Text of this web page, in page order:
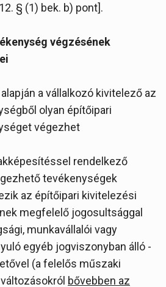
§ (1) bek. b) pont].
végzésének
a vállalkozó kivitelező az
olyan építőipari
végezhet
rendelkező
tevékenységek
az építőipari kivitelezési
megfelelő jogosultsággal
munkavállalói vagy
egyéb jogviszonyban álló -
(a felelős műszaki
bővebben az